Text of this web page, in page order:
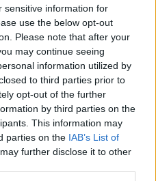
sensitive information for
use the below opt-out
Please note that after your
may continue seeing
information utilized by
to third parties prior to
opt-out of the further
by third parties on the
This information may
parties on the IAB’s List of
further disclose it to other
Mérnöki Tervező Zrt.
be a Flórián téri
elé állítja a KM Építőt,
az aszfaltozás.
jelent az 5. blokk új
a felülvizsgálat